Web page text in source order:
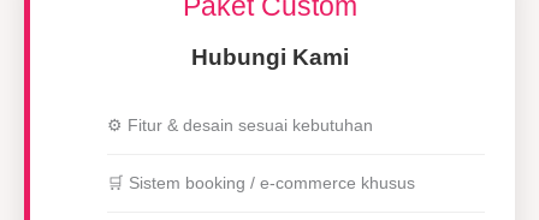
Hubungi Kami
⚙️ Fitur & desain sesuai kebutuhan
🛒 Sistem booking / e-commerce khusus